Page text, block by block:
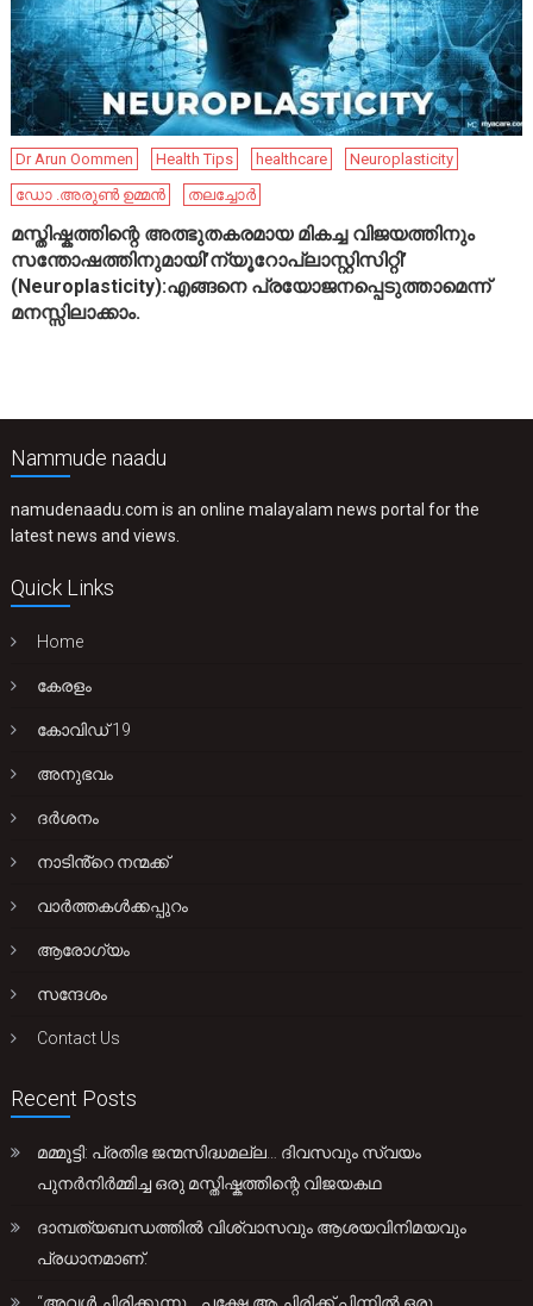
Dr Arun Oommen Health Tips healthcare
Neuroplasticity
ഡോ .അരുൺ ഉമ്മൻ
തലച്ചോർ
മസ്തിഷ്കത്തിന്റെ അത്ഭുതകരമായ മികച്ച വിജയത്തിനും
സന്തോഷത്തിനുമായി’ന്യൂറോപ്ലാസ്റ്റിസിറ്റി’
(Neuroplasticity):എങ്ങനെ പ്രയോജനപ്പെടുത്താമെന്ന്
മനസ്സിലാക്കാം.
Nammude naadu
namudenaadu.com is an online malayalam news portal for the
latest news and views.
Quick Links
Home
കേരളം
കോവിഡ് 19
അനുഭവം
ദർശനം
നാടിൻ്റെ നന്മക്ക്
വാർത്തകൾക്കപ്പുറം
ആരോഗ്യം
സന്ദേശം
Contact Us
Recent Posts
മമ്മൂട്ടി: പ്രതിഭ ജന്മസിദ്ധമല്ല… ദിവസവും സ്വയം
പുനർനിർമ്മിച്ച ഒരു മസ്തിഷ്കത്തിന്റെ വിജയകഥ
ദാമ്പത്യബന്ധത്തിൽ വിശ്വാസവും ആശയവിനിമയവും
പ്രധാനമാണ്.